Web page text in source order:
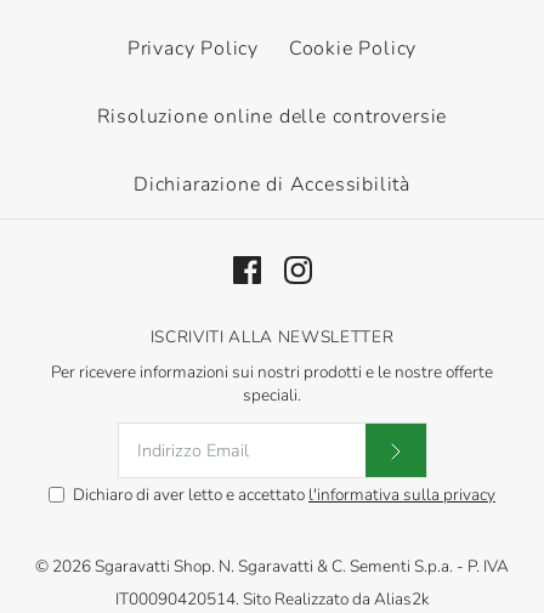
Privacy Policy Cookie Policy
Risoluzione online delle controversie
Dichiarazione di Accessibilità
ISCRIVITI ALLA NEWSLETTER
Per ricevere informazioni sui nostri prodotti e le nostre offerte
speciali.
Dichiaro di aver letto e accettato l'informativa sulla privacy
© 2026Sgaravatti Shop. N. Sgaravatti & C. Sementi S.p.a. - P. IVA
IT00090420514. Sito Realizzato da Alias2k